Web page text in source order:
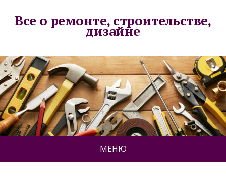
Все о ремонте, строительстве,
дизайне
МЕНЮ